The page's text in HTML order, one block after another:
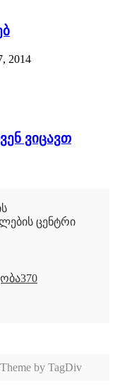
2014
ვიცავთ
ცენტრი
370
by TagDiv